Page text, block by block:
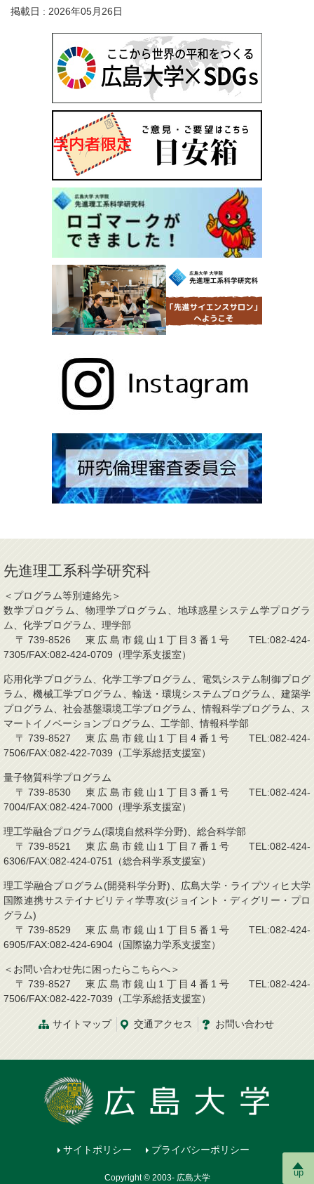
掲載日 : 2026年05月26日
up
先進理工系科学研究科
＜プログラム等別連絡先＞
数学プログラム、物理学プログラム、地球惑星システム学プログラ
ム、化学プログラム、理学部
〒739-8526 東広島市鏡山1丁目3番1号 TEL:082-424-
7305/FAX:082-424-0709（理学系支援室）
応用化学プログラム、化学工学プログラム、電気システム制御プログ
ラム、機械工学プログラム、輸送・環境システムプログラム、建築学
プログラム、社会基盤環境工学プログラム、情報科学プログラム、ス
マートイノベーションプログラム、工学部、情報科学部
〒739-8527 東広島市鏡山1丁目4番1号 TEL:082-424-
7506/FAX:082-422-7039（工学系総括支援室）
量子物質科学プログラム
〒739-8530 東広島市鏡山1丁目3番1号 TEL:082-424-
7004/FAX:082-424-7000（理学系支援室）
理工学融合プログラム(環境自然科学分野)、総合科学部
〒739-8521 東広島市鏡山1丁目7番1号 TEL:082-424-
6306/FAX:082-424-0751（総合科学系支援室）
理工学融合プログラム(開発科学分野)、広島大学・ライプツィヒ大学
国際連携サステイナビリティ学専攻(ジョイント・ディグリー・プロ
グラム)
〒739-8529 東広島市鏡山1丁目5番1号 TEL:082-424-
6905/FAX:082-424-6904（国際協力学系支援室）
＜お問い合わせ先に困ったらこちらへ＞
〒739-8527 東広島市鏡山1丁目4番1号 TEL:082-424-
7506/FAX:082-422-7039（工学系総括支援室）
サイトマップ 交通アクセス お問い合わせ
サイトポリシー プライバシーポリシー
Copyright © 2003- 広島大学